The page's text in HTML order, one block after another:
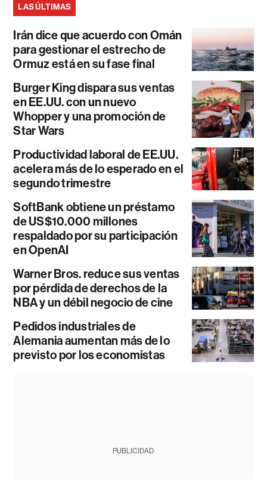
LAS ÚLTIMAS
Irán dice que acuerdo con Omán
para gestionar el estrecho de
Ormuz está en su fase final
Burger King dispara sus ventas
en EE.UU. con un nuevo
Whopper y una promoción de
Star Wars
Productividad laboral de EE.UU.
acelera más de lo esperado en el
segundo trimestre
SoftBank obtiene un préstamo
de US$10.000 millones
respaldado por su participación
en OpenAI
Warner Bros. reduce sus ventas
por pérdida de derechos de la
NBA y un débil negocio de cine
Pedidos industriales de
Alemania aumentan más de lo
previsto por los economistas
PUBLICIDAD